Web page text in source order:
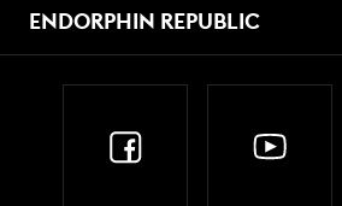
ENDORPHIN REPUBLIC